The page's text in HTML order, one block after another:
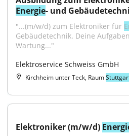
Energie- und
"...(m/w/d) zum Elektroniker für
Gebäudetechnik. Deine
Wartung..."
Elektroservice Schweiss GmbH
Kirchheim unter Teck, Raum
Elektroniker (m/w/d)